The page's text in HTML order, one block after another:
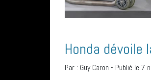
Honda dévoile
Par : Guy Caron - Publié le 7